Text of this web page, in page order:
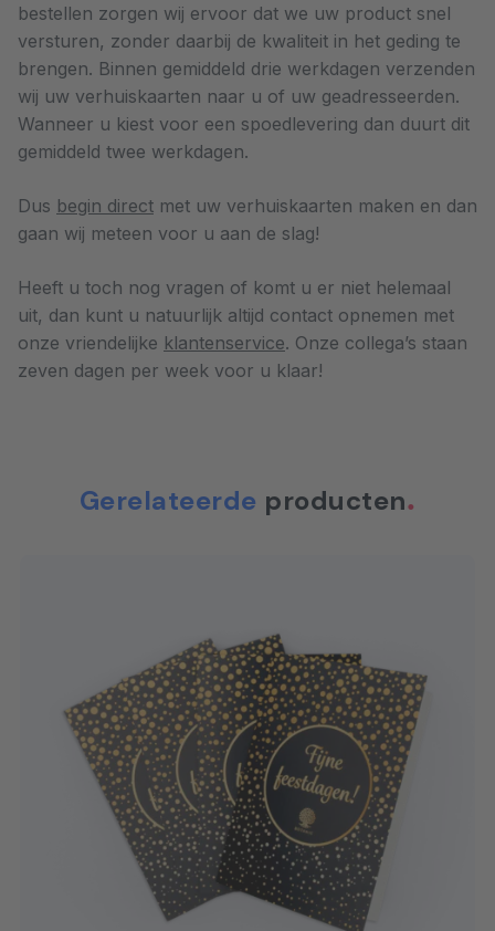
bestellen zorgen wij ervoor dat we uw product snel
versturen, zonder daarbij de kwaliteit in het geding te
brengen. Binnen gemiddeld drie werkdagen verzenden
wij uw verhuiskaarten naar u of uw geadresseerden.
Wanneer u kiest voor een spoedlevering dan duurt dit
gemiddeld twee werkdagen.
Dus begin direct met uw verhuiskaarten maken en dan
gaan wij meteen voor u aan de slag!
Heeft u toch nog vragen of komt u er niet helemaal
uit, dan kunt u natuurlijk altijd contact opnemen met
onze vriendelijke klantenservice. Onze collega’s staan
zeven dagen per week voor u klaar!
Gerelateerde producten